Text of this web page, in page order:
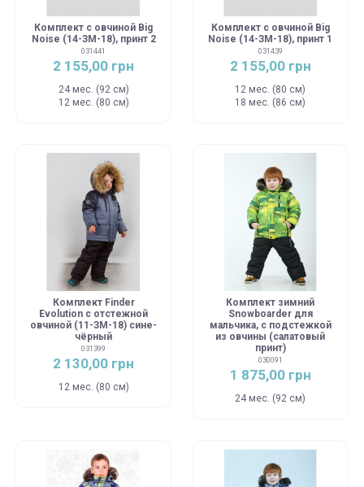
Комплект с овчиной Big
Noise (14-ЗМ-18), принт 2
031441
2 155,00 грн
24 мес. (92 см)
12 мес. (80 см)
Комплект с овчиной Big
Noise (14-ЗМ-18), принт 1
031439
2 155,00 грн
12 мес. (80 см)
18 мес. (86 см)
Комплект Finder
Evolution с отстежной
овчиной (11-ЗМ-18) сине-
чёрный
031399
2 130,00 грн
12 мес. (80 см)
Комплект зимний
Snowboarder для
мальчика, с подстежкой
из овчины (салатовый
принт)
030091
1 875,00 грн
24 мес. (92 см)